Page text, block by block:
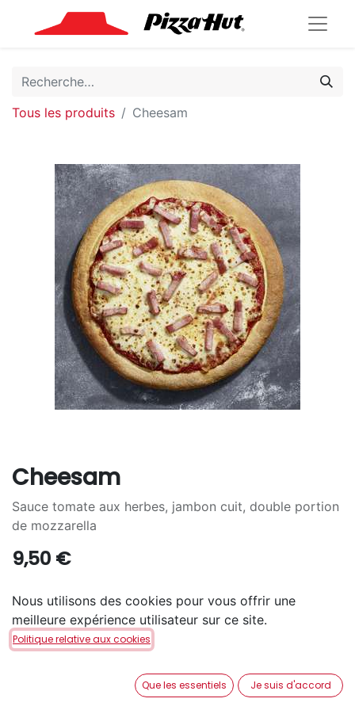
Tous les produits Cheesam
Cheesam
Sauce tomate aux herbes, jambon cuit, double portion
de mozzarella
9,50 €
TAILLE
S M + 7,30€ L + 15,10€
Nous utilisons des cookies pour vous offrir une
meilleure expérience utilisateur sur ce site.
Politique relative aux cookies
Que les essentiels Je suis d'accord